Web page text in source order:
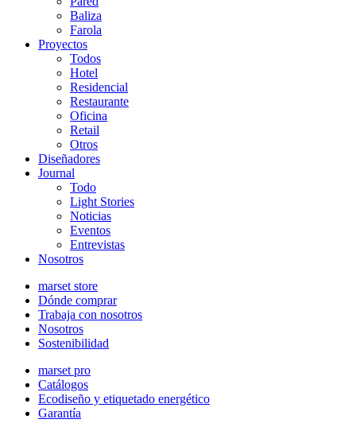
Baliza
Farola
Proyectos
Todos
Hotel
Residencial
Restaurante
Oficina
Retail
Otros
Diseñadores
Journal
Todo
Light Stories
Noticias
Eventos
Entrevistas
Nosotros
marset store
Dónde comprar
Trabaja con nosotros
Nosotros
Sostenibilidad
marset pro
Catálogos
Ecodiseño y etiquetado energético
Garantía